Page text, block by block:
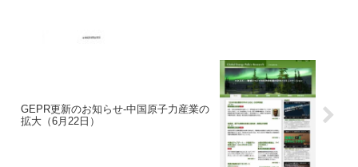
GEPR更新のお知らせ-中国原子力産業の
拡大（6月22日）